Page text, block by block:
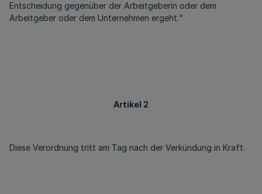
Entscheidung gegenüber der Arbeitgeberin oder dem
Arbeitgeber oder dem Unternehmen ergeht.“
Artikel 2
Diese Verordnung tritt am Tag nach der Verkündung in Kraft.